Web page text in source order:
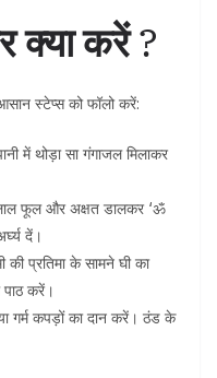
क्या करें?
स्टेप्स को फॉलो करें:
में थोड़ा सा गंगाजल मिलाकर
फूल और अक्षत डालकर ‘ॐ
दें।
की प्रतिमा के सामने घी का
करें।
गर्म कपड़ों का दान करें। ठंड के